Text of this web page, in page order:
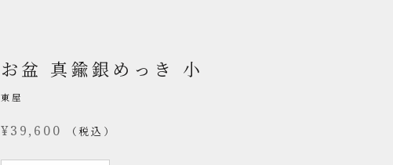
お盆 真鍮銀めっき 小
東屋
¥39,600 （税込）